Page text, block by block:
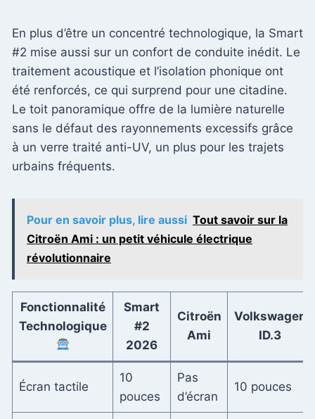
En plus d’être un concentré technologique, la Smart
#2 mise aussi sur un confort de conduite inédit. Le
traitement acoustique et l’isolation phonique ont
été renforcés, ce qui surprend pour une citadine.
Le toit panoramique offre de la lumière naturelle
sans le défaut des rayonnements excessifs grâce
à un verre traité anti-UV, un plus pour les trajets
urbains fréquents.
Pour en savoir plus, lire aussi Tout savoir sur la
Citroën Ami : un petit véhicule électrique
révolutionnaire
Fonctionnalité
Technologique
Smart
#2
2026
Citroën
Ami
Volkswagen
ID.3
Écran tactile
10
pouces
Pas
d’écran
10 pouces